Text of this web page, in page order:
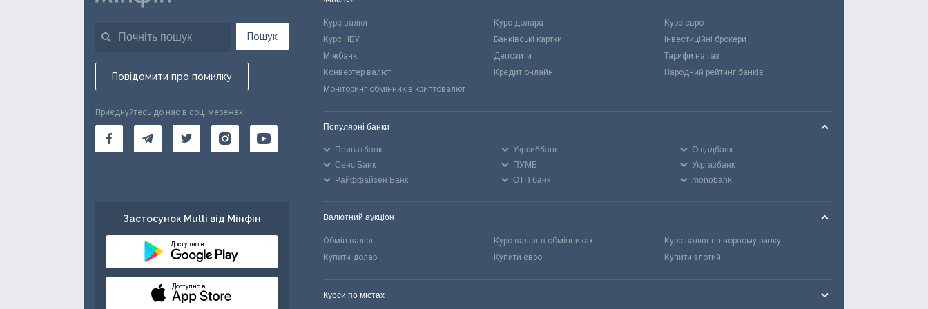
Пошук
Повідомити про помилку
Приєднуйтесь до нас в соц. мережах:
Застосунок Multi від Мінфін
Доступно в
Доступно в
Курс валют Курс долара
Курс євро
Курс НБУ
Банківські картки
Інвестиційні брокери
Міжбанк
Депозити
Тарифи на газ
Конвертер валют
Кредит онлайн
Народний рейтинг банків
Моніторинг обмінників криптовалют
Популярні банки
Приватбанк Укрсиббанк
Ощадбанк
Сенс Банк
ПУМБ
Укргазбанк
Райффайзен Банк
ОТП банк monobank
Валютний аукціон
Обмін валют Курс валют в обмінниках
Курс валют на чорному ринку
Купити долар
Купити євро Купити злотий
Курси по містах